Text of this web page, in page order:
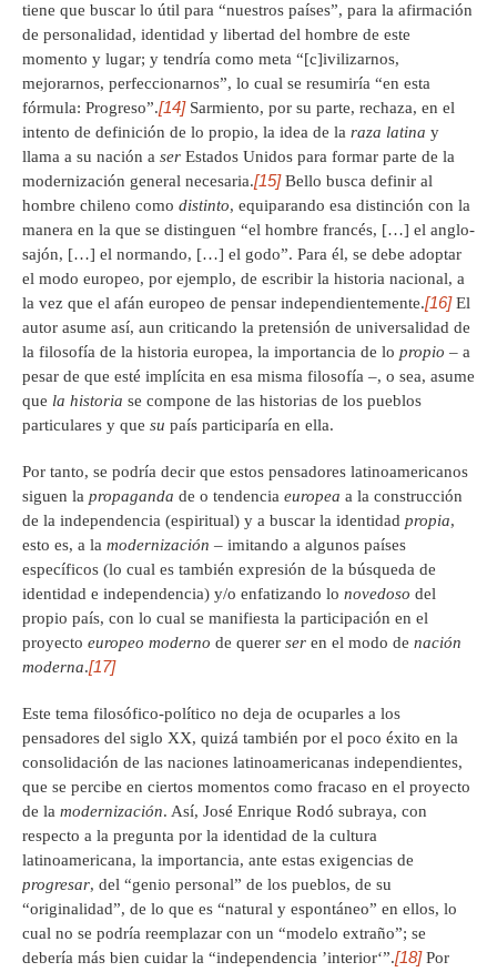
tiene que buscar lo útil para “nuestros países”, para la afirmación
de personalidad, identidad y libertad del hombre de este
momento y lugar; y tendría como meta “[c]ivilizarnos,
mejorarnos, perfeccionarnos”, lo cual se resumiría “en esta
fórmula: Progreso”.[14]Sarmiento, por su parte, rechaza, en el
intento de definición de lo propio, la idea de la raza latina y
llama a su nación a ser Estados Unidos para formar parte de la
modernización general necesaria.[15]Bello busca definir al
hombre chileno como distinto, equiparando esa distinción con la
manera en la que se distinguen “el hombre francés, […] el anglo-
sajón, […] el normando, […] el godo”. Para él, se debe adoptar
el modo europeo, por ejemplo, de escribir la historia nacional, a
la vez que el afán europeo de pensar independientemente.[16]El
autor asume así, aun criticando la pretensión de universalidad de
la filosofía de la historia europea, la importancia de lo propio – a
pesar de que esté implícita en esa misma filosofía –, o sea, asume
que la historia se compone de las historias de los pueblos
particulares y que su país participaría en ella.
Por tanto, se podría decir que estos pensadores latinoamericanos
siguen la propaganda de o tendencia europea a la construcción
de la independencia (espiritual) y a buscar la identidad propia,
esto es, a la modernización – imitando a algunos países
específicos (lo cual es también expresión de la búsqueda de
identidad e independencia) y/o enfatizando lo novedoso del
propio país, con lo cual se manifiesta la participación en el
proyecto europeo moderno de querer ser en el modo de nación
moderna.[17]
Este tema filosófico-político no deja de ocuparles a los
pensadores del siglo XX, quizá también por el poco éxito en la
consolidación de las naciones latinoamericanas independientes,
que se percibe en ciertos momentos como fracaso en el proyecto
de la modernización. Así, José Enrique Rodó subraya, con
respecto a la pregunta por la identidad de la cultura
latinoamericana, la importancia, ante estas exigencias de
progresar, del “genio personal” de los pueblos, de su
“originalidad”, de lo que es “natural y espontáneo” en ellos, lo
cual no se podría reemplazar con un “modelo extraño”; se
debería más bien cuidar la “independencia ’interior‘”.[18]Por